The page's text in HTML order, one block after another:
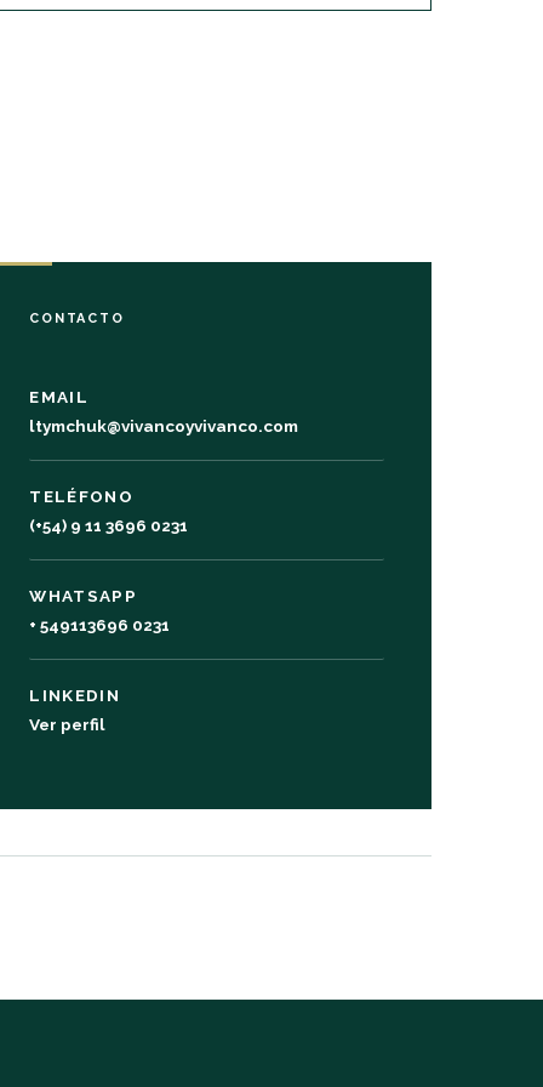
CONTACTO
EMAIL
ltymchuk@vivancoyvivanco.com
TELÉFONO
(+54) 9 11 3696 0231
WHATSAPP
+ 549113696 0231
LINKEDIN
Ver perfil